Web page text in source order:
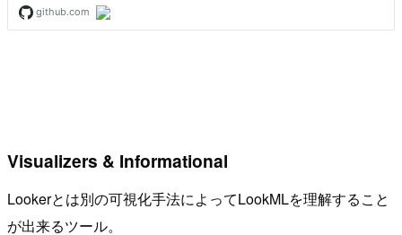
Visualizers & Informational
Lookerとは別の可視化手法によってLookMLを理解すること
が出来るツール。